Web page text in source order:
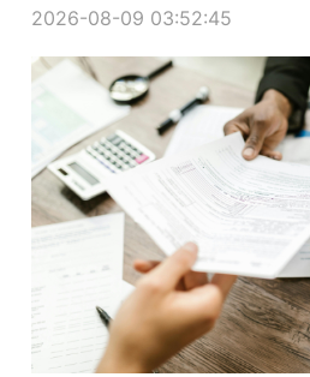
2026-08-09 03:52:45